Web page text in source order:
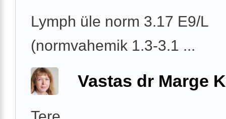
Lymph üle norm 3.17 E9/L
(normvahemik 1.3-3.1 ...
Vastas dr Marge